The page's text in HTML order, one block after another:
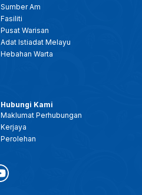
Sumber Am
Fasiliti
Pusat Warisan
Adat Istiadat Melayu
Hebahan Warta
Hubungi Kami
Maklumat Perhubungan
Kerjaya
Perolehan